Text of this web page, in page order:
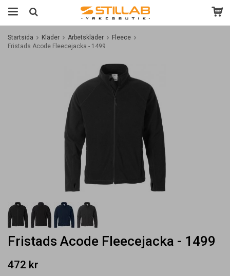
Startsida Kläder Arbetskläder
Fleece
Fristads Acode Fleecejacka - 1499
Fristads Acode Fleecejacka - 1499
472 kr